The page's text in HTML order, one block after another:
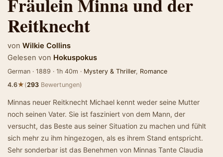
Reitknecht
von Wilkie Collins
Gelesen von Hokuspokus
German · 1889 · 1h 40m · Mystery & Thriller, Romance
4.6★(293 Bewertungen)
Minnas neuer Reitknecht Michael kennt weder seine Mutter
noch seinen Vater. Sie ist fasziniert von dem Mann, der
versucht, das Beste aus seiner Situation zu machen und fühlt
sich mehr zu ihm hingezogen, als es ihrem Stand entspricht.
Sehr sonderbar ist das Benehmen von Minnas Tante Claudia